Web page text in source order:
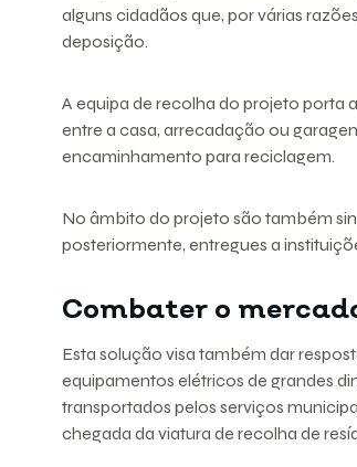
alguns cidadãos que, por várias
deposição.
A equipa de recolha do projeto porta
entre a casa, arrecadação ou
encaminhamento para reciclagem.
No âmbito do projeto são também
posteriormente, entregues a
Combater o
Esta solução visa também dar
equipamentos elétricos de grandes
transportados pelos serviços
chegada da viatura de recolha de